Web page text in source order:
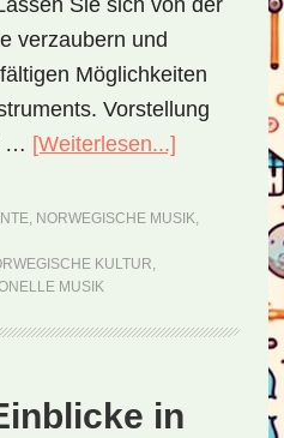
Sie sich von der
verzaubern und
Möglichkeiten
Vorstellung
… [Weiterlesen...]
eine
, NORWEGISCHE MUSIK,
KULTUR,
MUSIK
in